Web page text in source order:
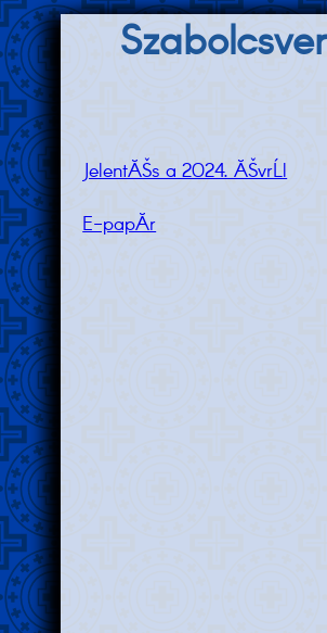
JelentĂŠs a 2024. ĂŠvrĹl
E-papĂ­r